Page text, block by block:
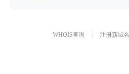
WHOIS查询 注册新域名